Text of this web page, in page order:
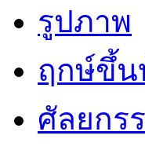
รูปภาพ
ฤกษ์ขึ้น
ศัลยกร